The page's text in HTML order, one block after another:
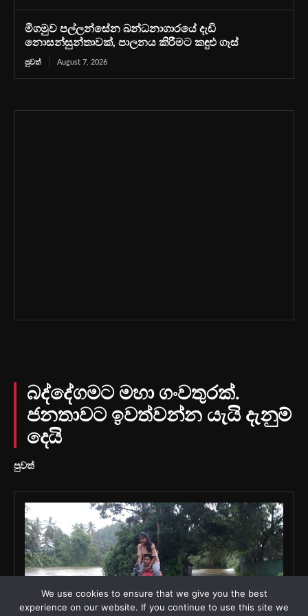
මීගමුව පල්ලන්සේන බන්ධනාගාරයේ දැඩි
නොසන්සුන්තාවක්, පාලනය කිරීමට කඳුළු ගෑස්
පුවත් August 7, 2026
We use cookies to ensure that we give you the best
experience on our website. If you continue to use this site we